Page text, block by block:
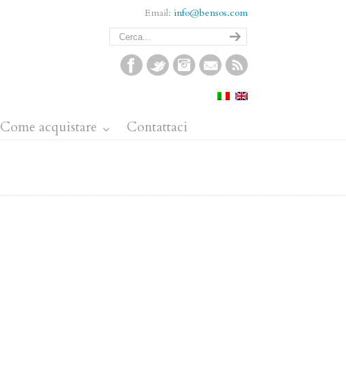
Email: info@bensos.com
Come acquistare Contattaci